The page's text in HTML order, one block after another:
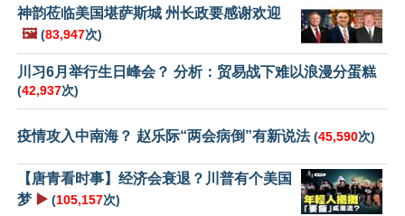
神韵莅临美国堪萨斯城 州长政要感谢欢迎
🖼️ (83,947次)
川习6月举行生日峰会？ 分析：贸易战下难以浪漫分蛋糕
(42,937次)
疫情攻入中南海？ 赵乐际“两会病倒”有新说法(45,590次)
【唐青看时事】经济会衰退？川普有个美国
梦 ▶️ (105,157次)